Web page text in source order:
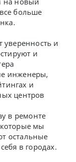
больше
уверенность и
и
инженеры,
и
центров
в ремонте
мы
остальные
в городах.